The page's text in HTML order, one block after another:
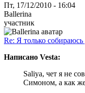
Пт, 17/12/2010 - 16:04
Ballerina
участник
Re: Я только
Написано Vesta:
Saliya, чет я не
Симоном, а как